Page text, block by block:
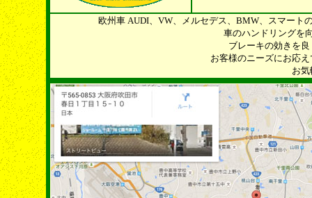
欧州車 AUDI、VW、メルセデス、BMW、スマート
車のハンドリングを
ブレーキの効きを
お客様のニーズにお応
お